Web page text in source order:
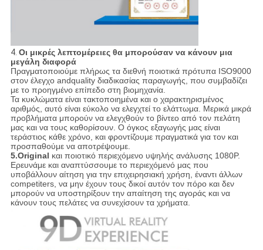
4. Οι μικρές λεπτομέρειες θα μπορούσαν να κάνουν μια
μεγάλη διαφορά
Πραγματοποιούμε πλήρως τα διεθνή ποιοτικά πρότυπα ISO9000
στον έλεγχο andquality διαδικασίας παραγωγής, που συμβαδίζει
με το προηγμένο επίπεδο στη βιομηχανία.
Τα κυκλώματα είναι τακτοποιημένα και ο χαρακτηρισμένος
αριθμός, αυτό είναι εύκολο να ελεγχτεί το ελάττωμα. Μερικά μικρά
προβλήματα μπορούν να ελεγχθούν το βίντεο από τον πελάτη
μας και να τους καθορίσουν. Ο όγκος εξαγωγής μας είναι
τεράστιος κάθε χρόνο, και φροντίζουμε πραγματικά για τον και
προσπαθούμε να αποτρέψουμε.
5.Original και ποιοτικό περιεχόμενο υψηλής ανάλυσης 1080P.
Ερευνάμε και αναπτύσσουμε το περιεχόμενό μας που
υποβάλλουν αίτηση για την επιχειρησιακή χρήση, έναντι άλλων
competiters, να μην έχουν τους δικοί αυτόν τον πόρο και δεν
μπορούν να υποστηρίξουν την απαίτηση της αγοράς και να
κάνουν τους πελάτες να συνεχίσουν τα χρήματα.